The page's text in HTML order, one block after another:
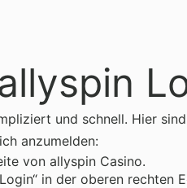
und schnell. Hier
anzumelden:
von allyspin Casino.
in der oberen rechten